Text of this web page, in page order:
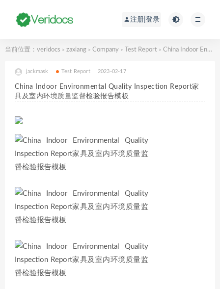
注册|登录
当前位置： veridocs > zaxiang > Company > Test Report > China Indoor Environmental Quality Inspection Report家具及室内环境质量监督检验报告模板
jackmask Test Report 2023-02-17
China Indoor Environmental Quality Inspection Report家
具及室内环境质量监督检验报告模板